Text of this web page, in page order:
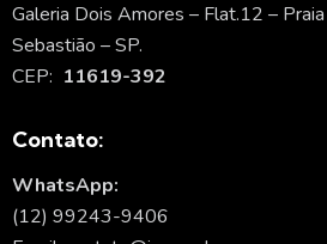
Galeria Dois Amores – Flat.12 –
Sebastião – SP.
CEP: 11619-392
Contato:
WhatsApp:
(12) 99243-9406